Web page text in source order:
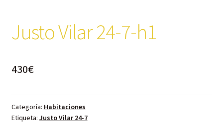
Justo Vilar 24-7-h1
430€
Categoría: Habitaciones
Etiqueta: Justo Vilar 24-7